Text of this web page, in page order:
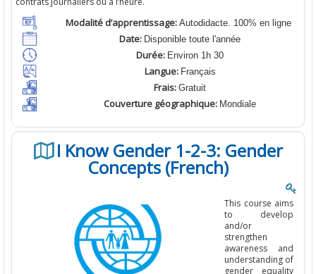
Modalité d’apprentissage: Autodidacte. 100% en ligne
Date: Disponible toute l'année
Durée: Environ 1h 30
Langue: Français
Frais: Gratuit
Couverture géographique: Mondiale
I Know Gender 1-2-3: Gender
Concepts (French)
This course aims
to develop
and/or
strengthen
awareness and
understanding of
gender equality